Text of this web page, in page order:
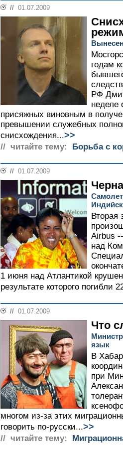
// 01.07.2009
годам
РФ
неделе
присяжных виновным в
превышении служебных
снисхождения...>>
// читайте тему: Борьба с
// 01.07.2009
Вторая
Airbus
над
1 июня над Атлантикой
результате которого погибли
// 01.07.2009
Что
язык
В
при
многом из-за этих
говорить по-русски...>>
// читайте тему: